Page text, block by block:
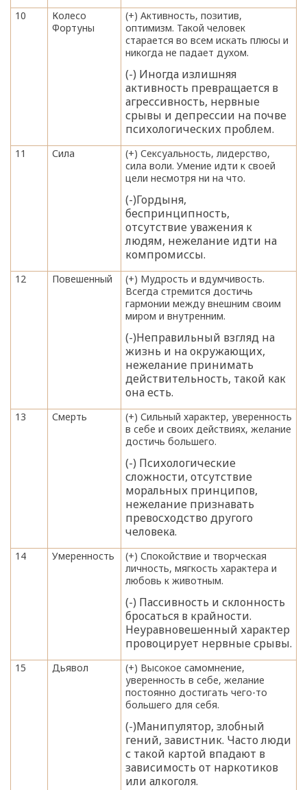
10
Колесо
Фортуны
(+) Активность, позитив,
оптимизм. Такой человек
старается во всем искать плюсы и
никогда не падает духом.
(-) Иногда излишняя
активность превращается в
агрессивность, нервные
срывы и депрессии на почве
психологических проблем.
11 Сила
(+) Сексуальность, лидерство,
сила воли. Умение идти к своей
цели несмотря ни на что.
(-)Гордыня,
беспринципность,
отсутствие уважения к
людям, нежелание идти на
компромиссы.
12 Повешенный
(+) Мудрость и вдумчивость.
Всегда стремится достичь
гармонии между внешним своим
миром и внутренним.
(-)Неправильный взгляд на
жизнь и на окружающих,
нежелание принимать
действительность, такой как
она есть.
13 Смерть
(+) Сильный характер, уверенность
в себе и своих действиях, желание
достичь большего.
(-) Психологические
сложности, отсутствие
моральных принципов,
нежелание признавать
превосходство другого
человека.
14 Умеренность
(+) Спокойствие и творческая
личность, мягкость характера и
любовь к животным.
(-) Пассивность и склонность
бросаться в крайности.
Неуравновешенный характер
провоцирует нервные срывы.
15 Дьявол
(+) Высокое самомнение,
уверенность в себе, желание
постоянно достигать чего-то
большего для себя.
(-)Манипулятор, злобный
гений, завистник. Часто люди
с такой картой впадают в
зависимость от наркотиков
или алкоголя.